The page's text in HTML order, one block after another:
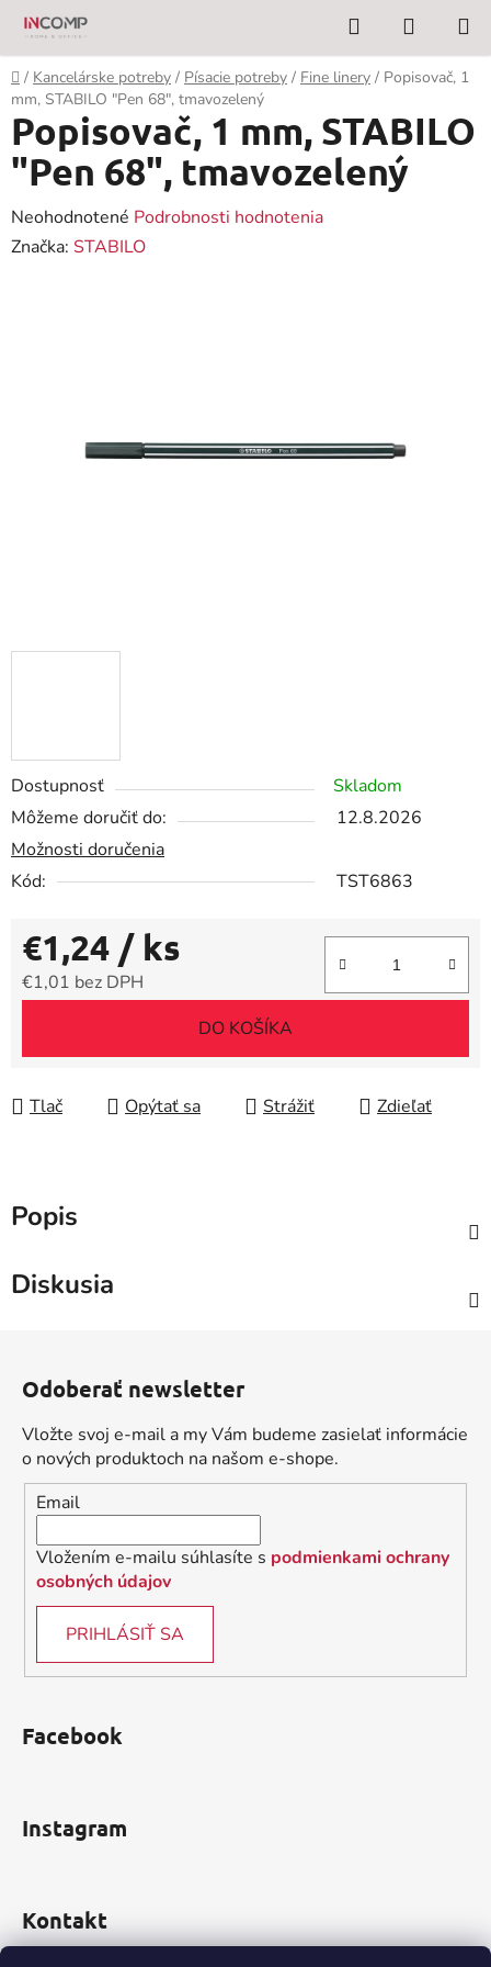
Prejsť
obsah
Hľadať
KOŠÍK
Domov
/ Kancelárske potreby / Písacie potreby / Fine linery / Popisovač, 1
mm, STABILO "Pen 68", tmavozelený
Dostupnosť
Skladom
Môžeme doručiť do:
12.8.2026
Možnosti doručenia
Kód:
TST6863
€1,24 / ks
€1,01 bez DPH
DO KOŠÍKA
Tlač Opýtať sa Strážiť Zdieľať
Popisovač, 1 mm, STABILO
"Pen 68", tmavozelený
Priemerné
hodnotenie
Neohodnotené Podrobnosti hodnotenia
Značka: STABILO
Popis
Diskusia
Odoberať newsletter
Vložte svoj e-mail a my Vám budeme zasielať informácie
o nových produktoch na našom e-shope.
Email
Vložením e-mailu súhlasíte s podmienkami ochrany
osobných údajov
PRIHLÁSIŤ SA
Facebook
Instagram
Kontakt